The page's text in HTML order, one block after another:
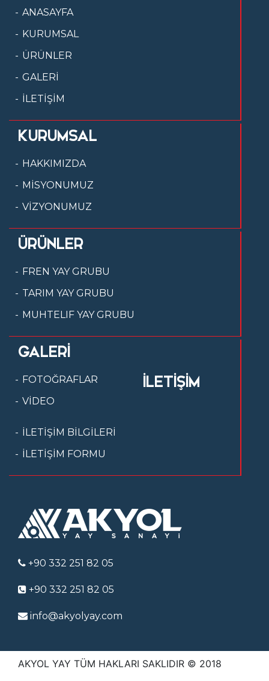
ANASAYFA
KURUMSAL
ÜRÜNLER
GALERİ
İLETİŞİM
KURUMSAL
HAKKIMIZDA
MİSYONUMUZ
VİZYONUMUZ
ÜRÜNLER
FREN YAY GRUBU
TARIM YAY GRUBU
MUHTELIF YAY GRUBU
GALERİ
FOTOĞRAFLAR
VİDEO
İLETİŞİM
İLETİŞİM BİLGİLERİ
İLETİŞİM FORMU
+90 332 251 82 05
+90 332 251 82 05
info@akyolyay.com
AKYOL YAY TÜM HAKLARI SAKLIDIR © 2018